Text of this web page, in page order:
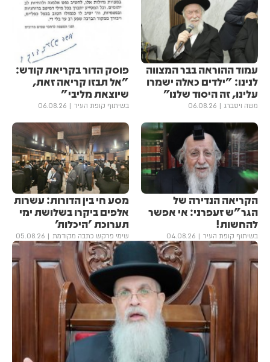
עמוד ההוראה בבר המצווה
לנינו: "ילדים כאלה ישמרו
עלינו, זה היסוד שלנו"
משה ויסברג 06.08.26
פוסק הדור בקריאת קודש:
"אל תבזו קריאה זאת,
שיוצאת מליבי"
בשיתוף קופת העיר 06.08.26
הקריאה הנדירה של
הגר"ש זעפרני: אי אפשר
להחשות!
בשיתוף קופת העיר 04.08.26
מסע חי בין הדורות: עשרות
אלפים ביקרו בשלושת ימי
תערוכת 'היכלות'
שימי פרקש כתבה מקודמת 05.08.26